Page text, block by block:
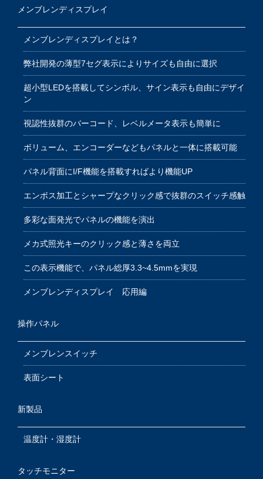
メンブレンディスプレイ
メンブレンディスプレイとは？
弊社開発の薄型7セグ表示によりサイズも自由に選択
超小型LEDを搭載してシンボル、サイン表示も自由にデザイ
ン
視認性抜群のバーコード、レベルメータ表示も簡単に
ボリューム、エンコーダーなどもパネルと一体に搭載可能
パネル背面にI/F機能を搭載すればより機能UP
エンボス加工とシャープなクリック感で抜群のスイッチ感触
多彩な面発光でパネルの機能を演出
メカ式照光キーのクリック感と薄さを両立
この表示機能で、パネル総厚3.3~4.5mmを実現
メンブレンディスプレイ 応用編
操作パネル
メンブレンスイッチ
表面シート
新製品
温度計・湿度計
タッチモニター